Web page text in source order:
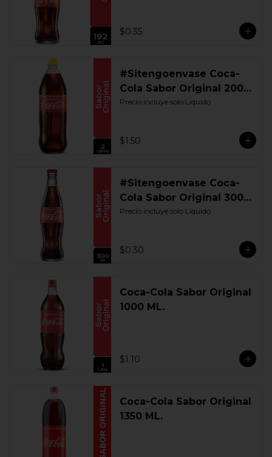
$0.35
#Sitengoenvase Coca-
Cola Sabor Original 2000
ML. Retornable
Precio incluye solo Liquido
$1.50
#Sitengoenvase Coca-
Cola Sabor Original 300
ML. Retornable
Precio incluye solo Liquido
$0.30
Coca-Cola Sabor Original
1000 ML.
$1.10
Coca-Cola Sabor Original
1350 ML.